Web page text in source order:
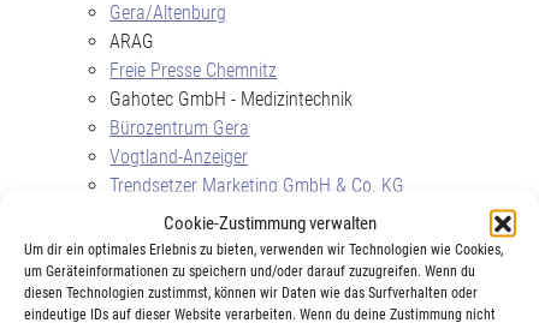
Cookie-Zustimmung verwalten
Um dir ein optimales Erlebnis zu bieten, verwenden wir Technologien wie Cookies,
um Geräteinformationen zu speichern und/oder darauf zuzugreifen. Wenn du
diesen Technologien zustimmst, können wir Daten wie das Surfverhalten oder
eindeutige IDs auf dieser Website verarbeiten. Wenn du deine Zustimmung nicht
Gera/Altenburg
ARAG
Freie Presse Chemnitz
Gahotec GmbH - Medizintechnik
Bürozentrum Gera
Vogtland-Anzeiger
Trendsetzer Marketing GmbH & Co. KG
Martina Böhme - Makler für Versicherung,
Kapitalanlagen und Finanzierungen
Inter-Versicherung
Würtembergische Versicherung